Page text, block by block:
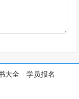
大全
学员报名